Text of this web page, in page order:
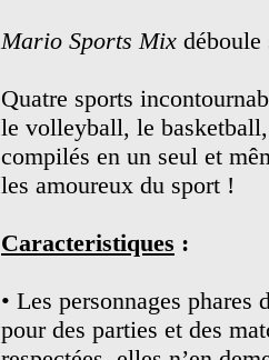
Mario Sports Mix
Quatre sports
le volleyball, le
compilés en un seul et
les amoureux du sport !
Caracteristiques :
• Les personnages
pour des parties et des